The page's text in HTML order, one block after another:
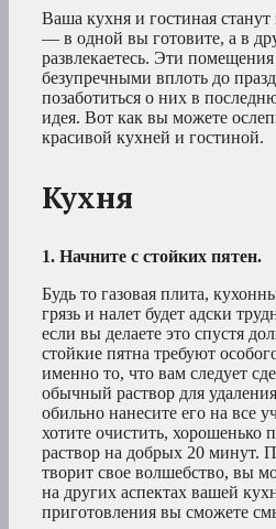
Ваша кухня и гостиная станут
— в одной вы готовите, а в
развлекаетесь. Эти
безупречными вплоть до
позаботиться о них в
идея. Вот как вы можете
красивой кухней и гостиной.
Кухня
1. Начните с стойких пятен.
Будь то газовая плита,
грязь и налет будет адски
если вы делаете это спустя
стойкие пятна требуют
именно то, что вам следует
обычный раствор для
обильно нанесите его на все
хотите очистить, хорошенько
раствор на добрых 20 минут.
творит свое волшебство, вы
на других аспектах вашей
приготовления вы сможете